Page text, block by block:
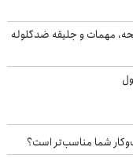
مهمات و جلیقه ضدگلوله
شما مناسب‌تر است؟